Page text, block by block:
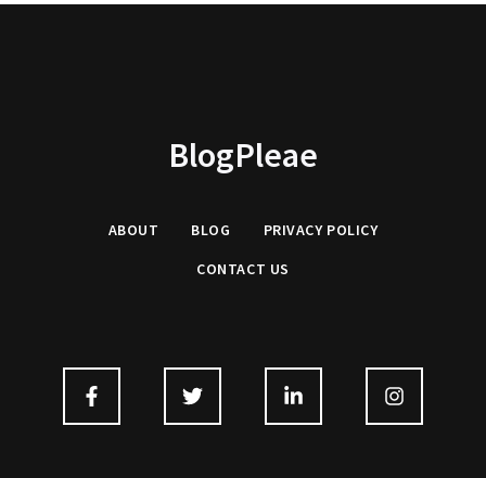
BlogPleae
ABOUT BLOG
PRIVACY POLICY
CONTACT US